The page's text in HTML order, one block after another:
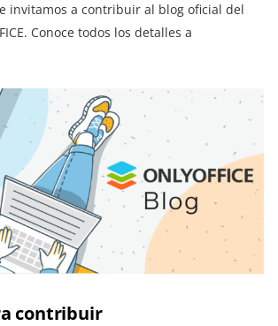
invitamos a contribuir al blog oficial del
Conoce todos los detalles a
contribuir